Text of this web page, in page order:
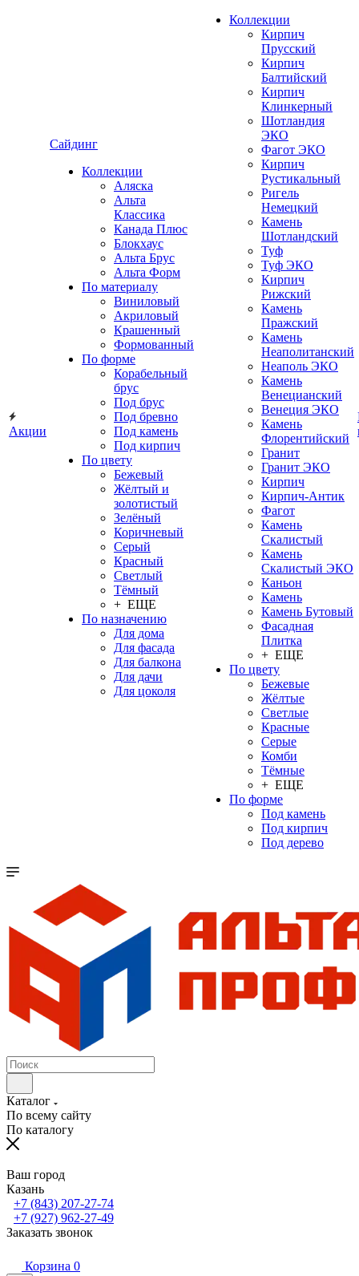
Акции
Сайдинг
Коллекции
Аляска
Альта
Классика
Канада Плюс
Блокхаус
Альта Брус
Альта Форм
По материалу
Виниловый
Акриловый
Крашенный
Формованный
По форме
Корабельный
брус
Под брус
Под бревно
Под камень
Под кирпич
По цвету
Бежевый
Жёлтый и
золотистый
Зелёный
Коричневый
Серый
Красный
Светлый
Тёмный
+ ЕЩЕ
По назначению
Для дома
Для фасада
Для балкона
Для дачи
Для цоколя
Коллекции
Кирпич
Прусский
Кирпич
Балтийский
Кирпич
Клинкерный
Шотландия
ЭКО
Фагот ЭКО
Кирпич
Рустикальный
Ригель
Немецкий
Камень
Шотландский
Туф
Туф ЭКО
Кирпич
Рижский
Камень
Пражский
Камень
Неаполитанский
Неаполь ЭКО
Камень
Венецианский
Венеция ЭКО
Камень
Флорентийский
Гранит
Гранит ЭКО
Кирпич
Кирпич-Антик
Фагот
Камень
Скалистый
Камень
Скалистый ЭКО
Каньон
Камень
Камень Бутовый
Фасадная
Плитка
+ ЕЩЕ
По цвету
Бежевые
Жёлтые
Светлые
Красные
Серые
Комби
Тёмные
+ ЕЩЕ
По форме
Под камень
Под кирпич
Под дерево
Каталог
По всему сайту
По каталогу
Ваш город
Казань
+7 (843) 207-27-74
+7 (927) 962-27-49
Заказать звонок
Корзина 0